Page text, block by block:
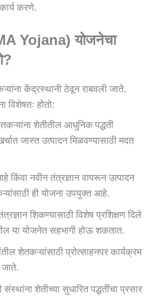
करणे.
Yojana) योजनेचा
केंद्रस्थानी ठेवून राबवली जाते.
विशेषतः होतो:
शेतीतील आधुनिक पद्धती
जास्त उत्पादन मिळवण्यासाठी मदत
किंवा नवीन तंत्रज्ञान वापरून उत्पादन
ही योजना उपयुक्त आहे.
शिकण्यासाठी विशेष प्रशिक्षण दिले
या योजनेत सहभागी होऊ शकतात.
शेतकऱ्यांसाठी प्रोत्साहनपर कार्यक्रम
शेतीच्या सुधारित पद्धतींचा प्रसार